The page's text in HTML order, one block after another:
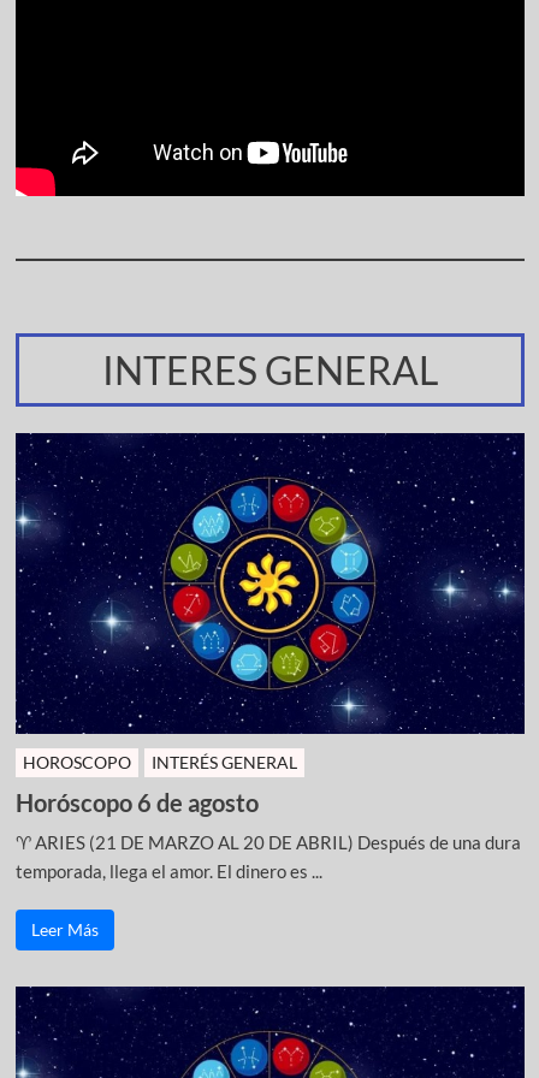
INTERES GENERAL
HOROSCOPO INTERÉS GENERAL
Horóscopo 6 de agosto
♈ ARIES (21 DE MARZO AL 20 DE ABRIL) Después de una dura
temporada, llega el amor. El dinero es ...
Leer Más